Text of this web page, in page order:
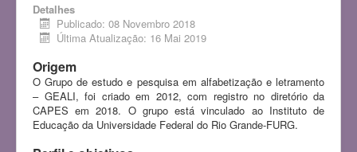
Detalhes
Publicado: 08 Novembro 2018
Última Atualização: 16 Mai 2019
Origem
O Grupo de estudo e pesquisa em alfabetização e letramento
– GEALI, foi criado em 2012, com registro no diretório da
CAPES em 2018. O grupo está vinculado ao Instituto de
Educação da Universidade Federal do Rio Grande-FURG.